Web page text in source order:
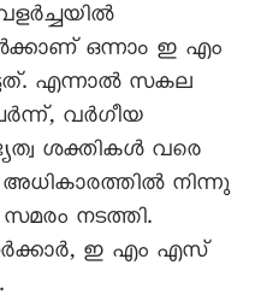
ഒന്നാം ഇ എം
എന്നാൽ സകല
വർഗീയ
ശക്തികൾ വരെ
നിന്നു
നടത്തി.
സർക്കാർ, ഇ എം എസ്